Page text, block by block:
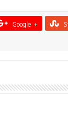
Google +